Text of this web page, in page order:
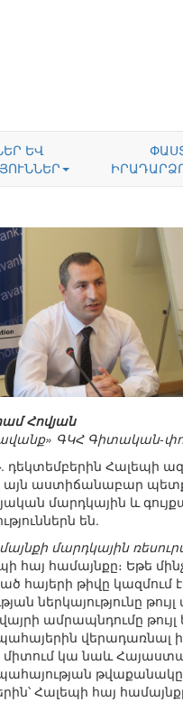
ԵՎ
Հովյան
ԳԿՀ Գիտական-
դեկտեմբերին Հալեպի
այն աստիճանաբար պետք
մարդկային և
են.
մարդկային
հայ համայնքը։ Եթե
հայերի թիվը կազմում
ներկայությունը
ամրապնդումը
վերադառնալ
կա նաև Հայաստան
թվաքանակը
Հալեպի հայ